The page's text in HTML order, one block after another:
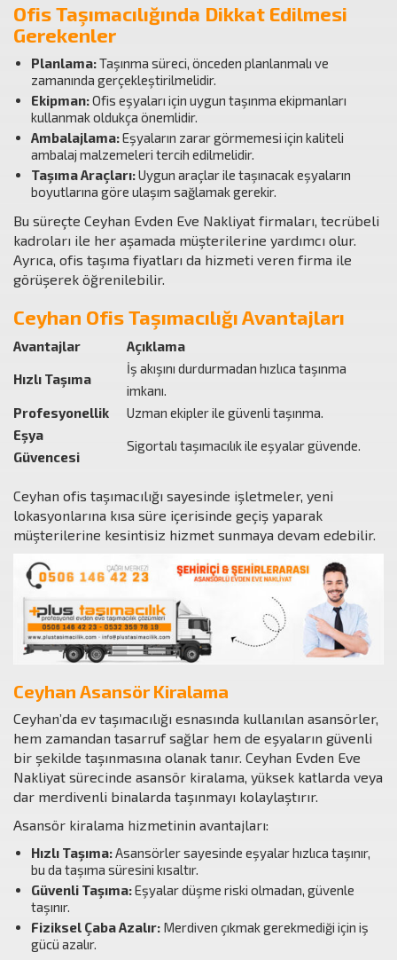
Ofis Taşımacılığında Dikkat Edilmesi
Gerekenler
Planlama:Taşınma süreci, önceden planlanmalı ve
zamanında gerçekleştirilmelidir.
Ekipman:Ofis eşyaları için uygun taşınma ekipmanları
kullanmak oldukça önemlidir.
Ambalajlama:Eşyaların zarar görmemesi için kaliteli
ambalaj malzemeleri tercih edilmelidir.
Taşıma Araçları:Uygun araçlar ile taşınacak eşyaların
boyutlarına göre ulaşım sağlamak gerekir.
Bu süreçte Ceyhan Evden Eve Nakliyat firmaları, tecrübeli
kadroları ile her aşamada müşterilerine yardımcı olur.
Ayrıca, ofis taşıma fiyatları da hizmeti veren firma ile
görüşerek öğrenilebilir.
Ceyhan Ofis Taşımacılığı Avantajları
Avantajlar Açıklama
Hızlı Taşıma
İş akışını durdurmadan hızlıca taşınma
imkanı.
Profesyonellik
Uzman ekipler ile güvenli taşınma.
Eşya
Güvencesi
Sigortalı taşımacılık ile eşyalar güvende.
Ceyhan ofis taşımacılığı sayesinde işletmeler, yeni
lokasyonlarına kısa süre içerisinde geçiş yaparak
müşterilerine kesintisiz hizmet sunmaya devam edebilir.
Ceyhan Asansör Kiralama
Ceyhan’da ev taşımacılığı esnasında kullanılan asansörler,
hem zamandan tasarruf sağlar hem de eşyaların güvenli
bir şekilde taşınmasına olanak tanır. Ceyhan Evden Eve
Nakliyat sürecinde asansör kiralama, yüksek katlarda veya
dar merdivenli binalarda taşınmayı kolaylaştırır.
Asansör kiralama hizmetinin avantajları:
Hızlı Taşıma:Asansörler sayesinde eşyalar hızlıca taşınır,
bu da taşıma süresini kısaltır.
Güvenli Taşıma:Eşyalar düşme riski olmadan, güvenle
taşınır.
Fiziksel Çaba Azalır: Merdiven çıkmak gerekmediği için iş
gücü azalır.